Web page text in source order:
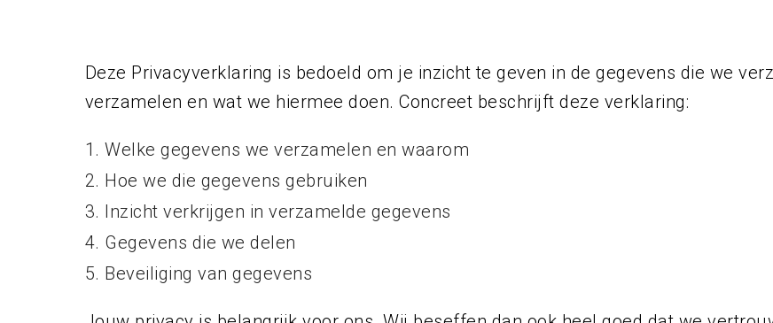
Deze Privacyverklaring is bedoeld om je inzicht te geven in de gegevens die we
verzamelen en wat we hiermee doen. Concreet beschrijft deze verklaring:
Welke gegevens we verzamelen en waarom
Hoe we die gegevens gebruiken
Inzicht verkrijgen in verzamelde gegevens
Gegevens die we delen
Beveiliging van gegevens